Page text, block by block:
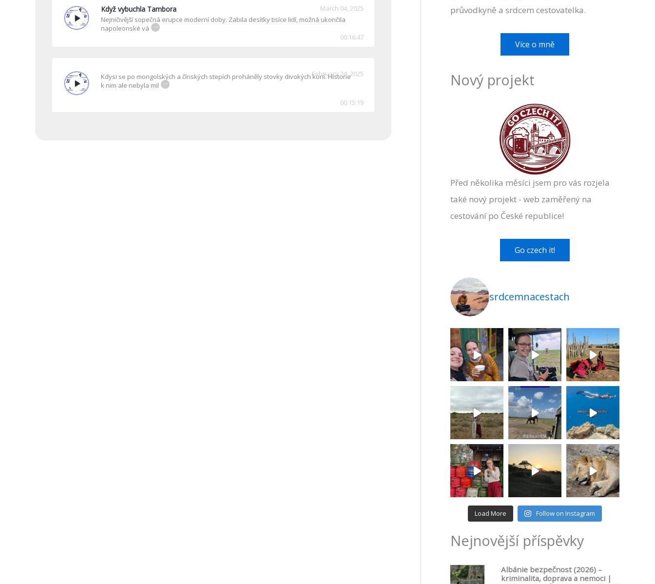
Když vybuchla Tambora
Nejničivější sopečná erupce moderní doby. Zabila desítky tisíce lidí, možná ukončila
napoleonské vá ...
00:16:47
March 04, 2025
Kdysi se po mongolských a čínských stepích proháněly stovky divokých koní. Historie
k nim ale nebyla mil ...
00:15:19
February 24, 2025
průvodkyně a srdcem cestovatelka.
Více o mně
Nový projekt
Před několika měsíci jsem pro vás rozjela
také nový projekt - web zaměřený na
cestování po České republice!
Go czech it!
srdcemnacestach
Load More Follow on Instagram
Nejnovější příspěvky
Albánie bezpečnost (2026) –
kriminalita, doprava a nemoci |